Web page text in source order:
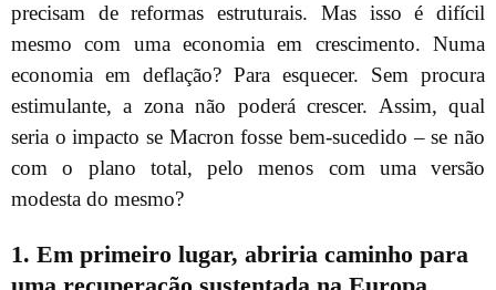
precisam de reformas estruturais. Mas isso é difícil
mesmo com uma economia em crescimento. Numa
economia em deflação? Para esquecer. Sem procura
estimulante, a zona não poderá crescer. Assim, qual
seria o impacto se Macron fosse bem-sucedido – se não
com o plano total, pelo menos com uma versão
modesta do mesmo?
1. Em primeiro lugar, abriria caminho para